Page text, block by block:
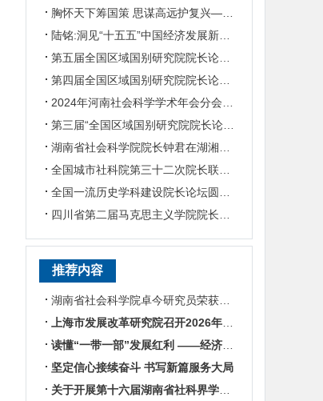
胸怀天下筹国策 思谋高远护复兴——专访中国现代国际关系研究院院长傅小强
陆铭:洞见“十五五”中国经济发展新趋势——对话上海交通大学中国发展研究院执行院长陆铭
第五届全国区域国别研究院院长论坛在哈尔滨举行
第四届全国区域国别研究院院长论坛在山东举行
第三届“全国区域国别研究院院长论坛”暨第二届“湖北大学·长江论坛”在湖北大学举行
推荐内容
湖南省社会科学院卓今研究员荣获第九届鲁迅文学奖
上海市发展改革研究院召开2026年半年度工作会议
读懂“一带一部”发展红利 ——经济学专家谈湖南区位优势
坚定信心接续奋斗 书写新篇服务大局
关于开展第十六届湖南省社科界学术年会征文活动的通知